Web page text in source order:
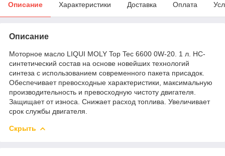
Описание Характеристики Доставка Оплата
Описание
Моторное масло LIQUI MOLY Top Tec 6600 0W-20. 1 л. НС-
синтетический состав на основе новейших технологий
синтеза с использованием современного пакета присадок.
Обеспечивает превосходные характеристики, максимальную
производительность и превосходную чистоту двигателя.
Защищает от износа. Снижает расход топлива. Увеличивает
срок службы двигателя.
Скрыть